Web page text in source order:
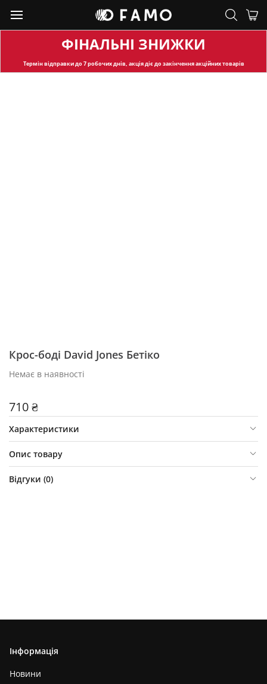
ФІНАЛЬНІ ЗНИЖКИ
Термін відправкидо 7 робочих днів, акція діє до закінчення акційних товарів
Крос-боді David Jones Бетіко
Немає в наявності
710 ₴
Характеристики
Опис товару
Відгуки (0)
Інформація
Новини